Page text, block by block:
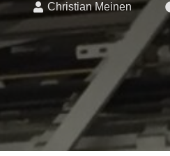
Christian Meinen